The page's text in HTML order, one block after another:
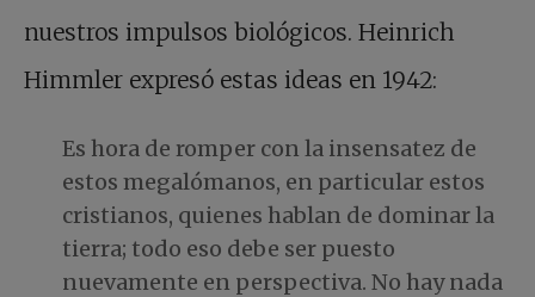
nuestros impulsos biológicos. Heinrich
Himmler expresó estas ideas en 1942:
Es hora de romper con la insensatez de
estos megalómanos, en particular estos
cristianos, quienes hablan de dominar la
tierra; todo eso debe ser puesto
nuevamente en perspectiva. No hay nada